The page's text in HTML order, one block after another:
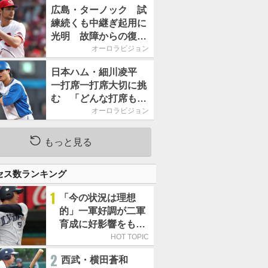
催
広島・ターノック 試
練続くも中継ぎ起用に
光明 故障からの復帰
期す／助っ人前半戦通
オーロラビジョン
日本ハム・細川凌平
一打席一打席大切に挑
む 「どんな打席も何
か意味のある打席にし
く！
オーロラビジョン
もっと見る
ス数ランキング
1
「今の状況は理想
的」一軍好調が二軍
育成に好影響をもた
らす西武 象徴は高
HOT TOPIC
2 西武・横田蒼和